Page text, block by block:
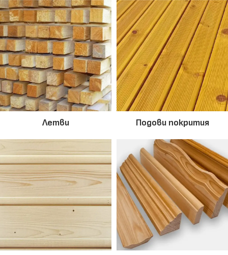
Летви Подови покрития